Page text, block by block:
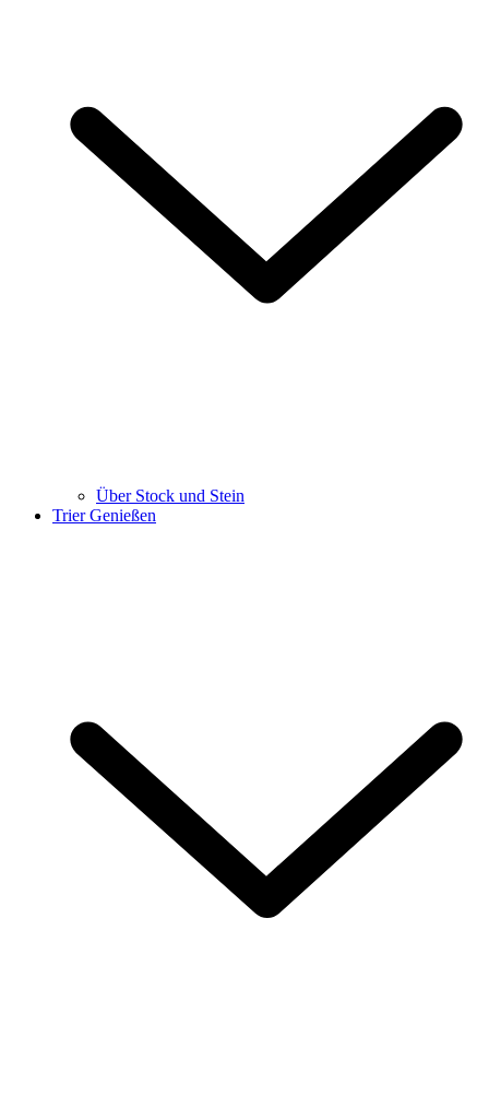
Über Stock und Stein
Trier Genießen